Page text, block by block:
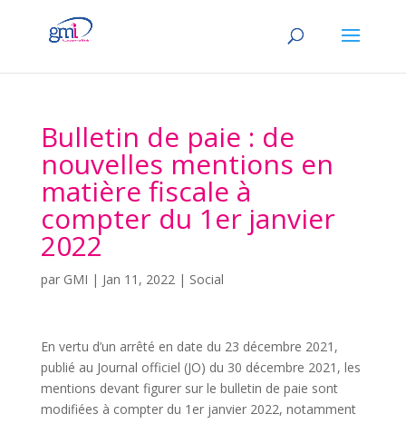
Bulletin de paie : de
nouvelles mentions en
matière fiscale à
compter du 1er janvier
2022
par GMI | Jan 11, 2022| Social
En vertu d’un arrêté en date du 23 décembre 2021,
publié au Journal officiel (JO) du 30 décembre 2021, les
mentions devant figurer sur le bulletin de paie sont
modifiées à compter du 1er janvier 2022, notamment